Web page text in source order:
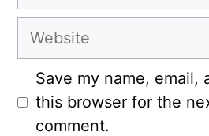
Website
Save my name, email,
this browser for the
comment.